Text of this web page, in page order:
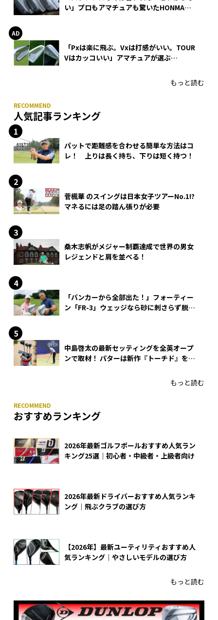
い」プロもアマチュアも驚いたHONMA
「Pxは楽に飛ぶ。Vxは打感がいい。TOUR
Vはカッコいい」アマチュアが選ぶ
もっと読む
人気記事ランキング
パットで距離感を合わせる簡単な方法はコ
レ！ 上りは長く持ち、下りは短く持つ！
菅楓華 のスイングは日本女子ツアーNo.1!?
マネるには足の踏ん張りが必要
桑木志帆がメジャー制覇達成で世界の男女
レジェンドと肩を並べる！
「バンカーから全部出た！」フォーティー
ン「FR-3」ウェッジなら砂に刺さらず脱出
中島啓太の最新セッティングを全英オープ
ンで取材！ パターは新作『トーチド』を投
もっと読む
おすすめランキング
2026年最新ゴルフボールおすすめ人気ラン
キング25選｜初心者・中級者・上級者向け
2026年最新ドライバーおすすめ人気ランキ
ング｜飛ぶクラブの選び方
【2026年】最新ユーティリティおすすめ人
気ランキング｜やさしいモデルの選び方
もっと読む